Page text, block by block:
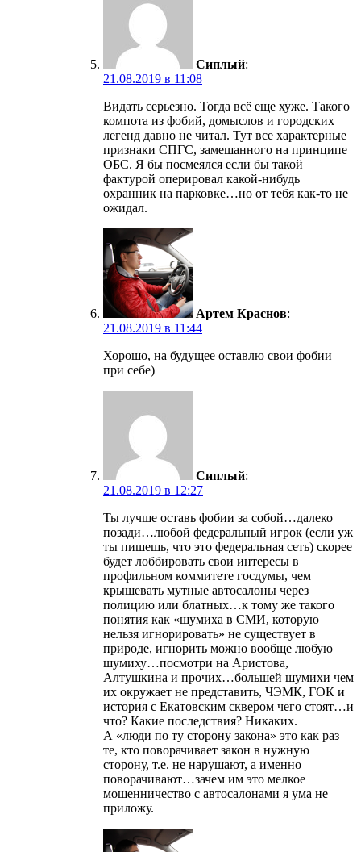
Сиплый:
21.08.2019 в 11:08
Видать серьезно. Тогда всё еще хуже. Такого
компота из фобий, домыслов и городских
легенд давно не читал. Тут все характерные
признаки СПГС, замешанного на принципе
ОБС. Я бы посмеялся если бы такой
фактурой оперировал какой-нибудь
охранник на парковке…но от тебя как-то не
ожидал.
Артем Краснов:
21.08.2019 в 11:44
Хорошо, на будущее оставлю свои фобии
при себе)
Сиплый:
21.08.2019 в 12:27
Ты лучше оставь фобии за собой…далеко
позади…любой федеральный игрок (если уж
ты пишешь, что это федеральная сеть) скорее
будет лоббировать свои интересы в
профильном коммитете госдумы, чем
крышевать мутные автосалоны через
полицию или блатных…к тому же такого
понятия как «шумиха в СМИ, которую
нельзя игнорировать» не существует в
природе, игнорить можно вообще любую
шумиху…посмотри на Аристова,
Алтушкина и прочих…большей шумихи чем
их окружает не представить, ЧЭМК, ГОК и
история с Екатовским сквером чего стоят…и
что? Какие последствия? Никаких.
А «люди по ту сторону закона» это как раз
те, кто поворачивает закон в нужную
сторону, т.е. не нарушают, а именно
поворачивают…зачем им это мелкое
мошенничество с автосалонами я ума не
приложу.